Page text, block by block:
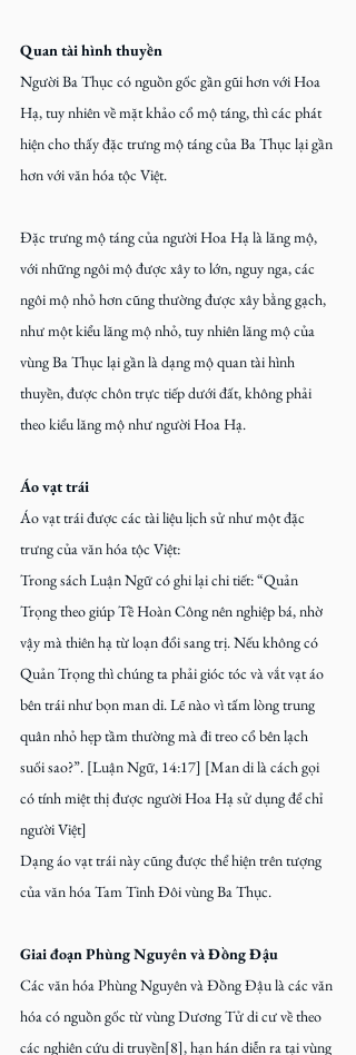
Quan tài hình thuyền
Người Ba Thục có nguồn gốc gần gũi hơn với Hoa
Hạ, tuy nhiên về mặt khảo cổ mộ táng, thì các phát
hiện cho thấy đặc trưng mộ táng của Ba Thục lại gần
hơn với văn hóa tộc Việt.
Đặc trưng mộ táng của người Hoa Hạ là lăng mộ,
với những ngôi mộ được xây to lớn, nguy nga, các
ngôi mộ nhỏ hơn cũng thường được xây bằng gạch,
như một kiểu lăng mộ nhỏ, tuy nhiên lăng mộ của
vùng Ba Thục lại gần là dạng mộ quan tài hình
thuyền, được chôn trực tiếp dưới đất, không phải
theo kiểu lăng mộ như người Hoa Hạ.
Áo vạt trái
Áo vạt trái được các tài liệu lịch sử như một đặc
trưng của văn hóa tộc Việt:
Trong sách Luận Ngữ có ghi lại chi tiết: “Quản
Trọng theo giúp Tề Hoàn Công nên nghiệp bá, nhờ
vậy mà thiên hạ từ loạn đổi sang trị. Nếu không có
Quản Trọng thì chúng ta phải gióc tóc và vắt vạt áo
bên trái như bọn man di. Lẽ nào vì tấm lòng trung
quân nhỏ hẹp tầm thường mà đi treo cổ bên lạch
suối sao?”. [Luận Ngữ, 14:17] [Man di là cách gọi
có tính miệt thị được người Hoa Hạ sử dụng để chỉ
người Việt]
Dạng áo vạt trái này cũng được thể hiện trên tượng
của văn hóa Tam Tinh Đôi vùng Ba Thục.
Giai đoạn Phùng Nguyên và Đồng Đậu
Các văn hóa Phùng Nguyên và Đồng Đậu là các văn
hóa có nguồn gốc từ vùng Dương Tử di cư về theo
các nghiên cứu di truyền[8], hạn hán diễn ra tại vùng